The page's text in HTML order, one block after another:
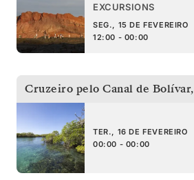
EXCURSIONS
SEG., 15 DE FEVEREIRO
12:00 - 00:00
Cruzeiro pelo Canal de Bolívar,
TER., 16 DE FEVEREIRO
00:00 - 00:00